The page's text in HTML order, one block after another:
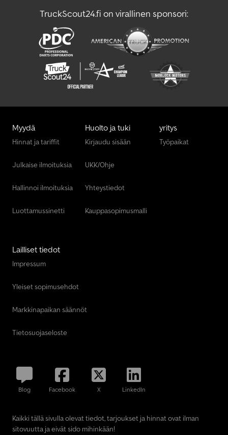
TruckScout24.fi on virallinen sponsori:
Myydä
Hinnat ja tariffit
Julkaise ilmoituksia
Hallinnoi ilmoituksia
Luottamussinetti
Huolto ja tuki
Kirjaudu sisään
UKK/Ohje
Yhteystiedot
Kauppasopimusmalli
yritys
Työpaikat
Lailliset tiedot
Impressum
Yleiset sopimusehdot
Markkinapaikan säännöt
Tietosuojaseloste
Blog Facebook X LinkedIn
Kaikki tällä sivulla olevat tiedot, tarjoukset ja hinnat ovat ilman
sitovuutta ja eivät sido mihinkään!